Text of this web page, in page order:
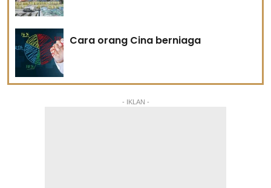
Cara orang Cina berniaga
- IKLAN -